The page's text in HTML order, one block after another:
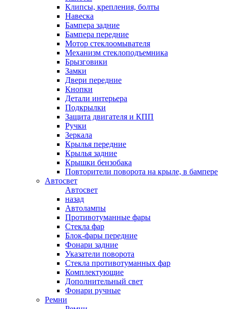
Клипсы, крепления, болты
Навеска
Бампера задние
Бампера передние
Мотор стеклоомывателя
Механизм стеклоподъемника
Брызговики
Замки
Двери передние
Кнопки
Детали интерьера
Подкрылки
Защита двигателя и КПП
Ручки
Зеркала
Крылья передние
Крылья задние
Крышки бензобака
Повторители поворота на крыле, в бампере
Автосвет
Автосвет
назад
Автолампы
Противотуманные фары
Стекла фар
Блок-фары передние
Фонари задние
Указатели поворота
Стекла противотуманных фар
Комплектующие
Дополнительный свет
Фонари ручные
Ремни